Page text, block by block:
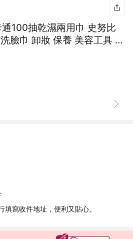
通100抽乾濕兩用巾 史努比
臉巾 卸妝 保養 美容工具 紙
寫收件地址，便利又貼心。